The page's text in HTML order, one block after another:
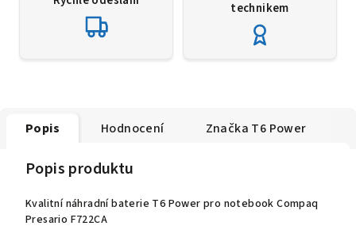
technikem
Popis Hodnocení Značka T6 Power
Popis produktu
Kvalitní náhradní baterie T6 Power pro notebook Compaq
Presario F722CA